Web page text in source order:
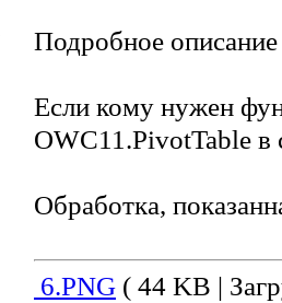
Подробное
Если кому нужен
OWC11.PivotTable в
Обработка,
6.PNG ( 44 KB |